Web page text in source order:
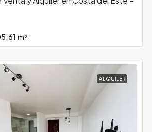
m²
ALQUILER